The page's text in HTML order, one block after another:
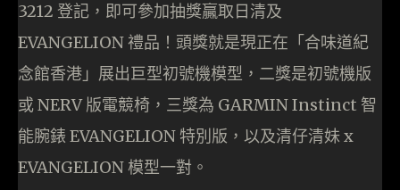
3212 登記，即可參加抽獎贏取日清及
EVANGELION 禮品！頭獎就是現正在「合味道紀
念館香港」展出巨型初號機模型，二獎是初號機版
或 NERV 版電競椅，三獎為 GARMIN Instinct 智
能腕錶 EVANGELION 特別版，以及清仔清妹 x
EVANGELION 模型一對。